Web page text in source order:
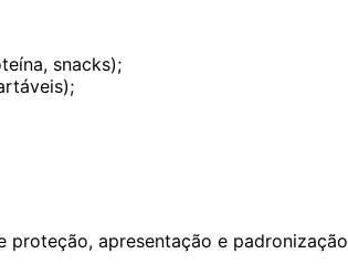
snacks);
proteção, apresentação e padronização